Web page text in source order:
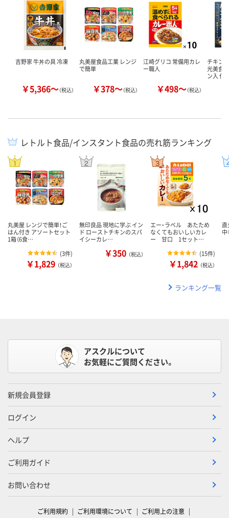
吉野家 牛丼の具 冷凍
￥5,366～（税込）
丸美屋食品工業 レンジ
で簡単
￥378～（税込）
江崎グリコ 常備用カレ
ー職人
￥498～（税込）
チキン
光美食
ン入 化
レトルト食品/インスタント食品の売れ筋ランキング
丸美屋 レンジで簡単！ご
はん付き アソートセット
1箱（6食…
(3件)
￥1,829 （税込）
無印良品 現地に学ぶ イン
ド ローストチキンのスパ
イシーカレ…
￥350 （税込）
エー・ラベル あたため
なくてもおいしいカレ
ー 甘口 1セット…
(15件)
￥1,842 （税込）
直
ランキング一覧
アスクルについて
お気軽にご質問ください。
新規会員登録
ログイン
ヘルプ
ご利用ガイド
お問い合わせ
ご利用規約 ご利用環境について ご利用上の注意